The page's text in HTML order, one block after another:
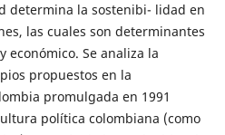
determina la sostenibi-­ lidad en
las cuales son determinantes
económico. Se analiza la
propuestos en la
promulgada en 1991
política colombiana (como